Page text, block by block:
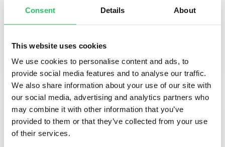
Consent Details About
This website uses cookies
We use cookies to personalise content and ads, to
provide social media features and to analyse our traffic.
We also share information about your use of our site with
our social media, advertising and analytics partners who
may combine it with other information that you’ve
provided to them or that they’ve collected from your use
of their services.
TOVÁBB OLVASOM